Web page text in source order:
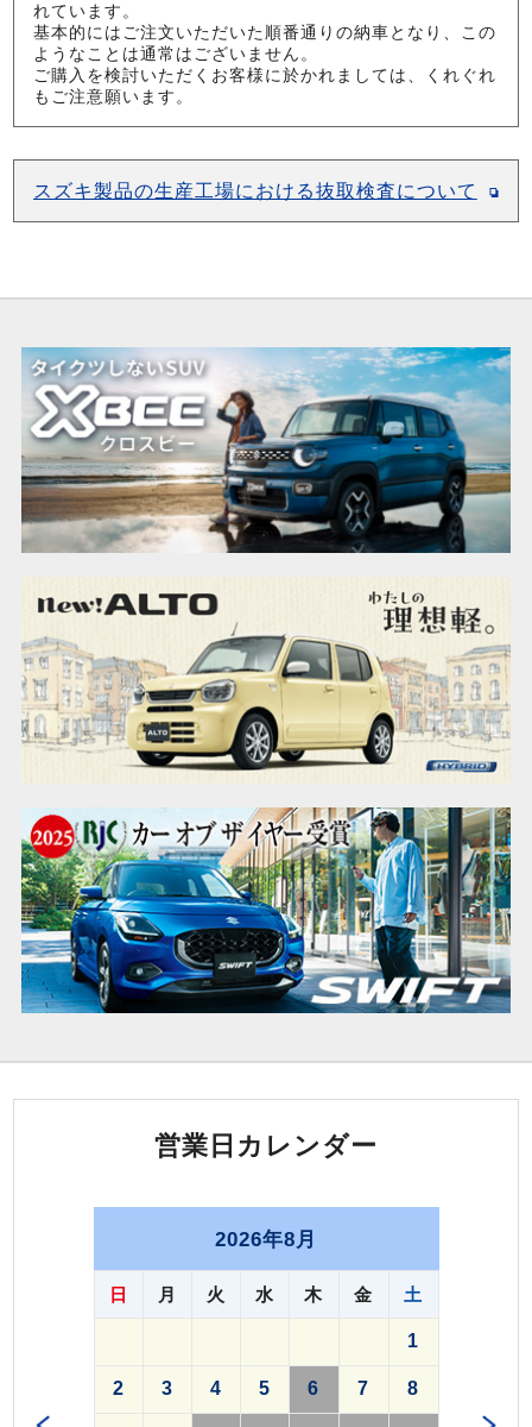
れています。
基本的にはご注文いただいた順番通りの納車となり、この
ようなことは通常はございません。
ご購入を検討いただくお客様に於かれましては、くれぐれ
もご注意願います。
スズキ製品の生産工場における抜取検査について
営業日カレンダー
2026年8月
日 月 火 水 木 金 土
1
2 3 4 5 6 7 8